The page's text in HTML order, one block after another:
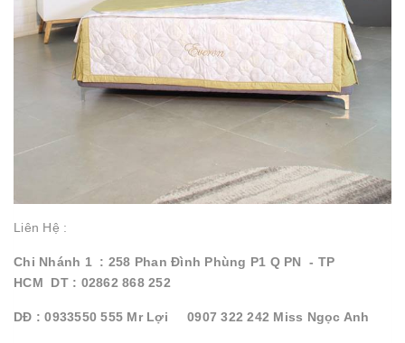
Liên Hệ :
Chi Nhánh 1 : 258 Phan Đình Phùng P1 Q PN - TP
HCM DT : 02862 868 252
DĐ : 0933550 555 Mr Lợi 0907 322 242 Miss Ngọc Anh